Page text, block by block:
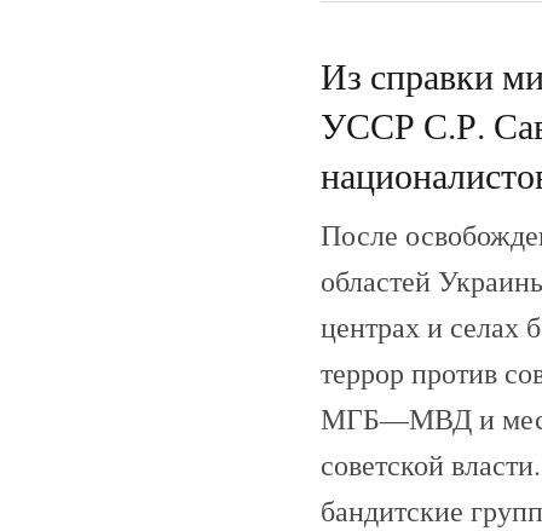
Из справки
УССР С.Р.
После
областей
центрах и
террор против
МГБ—МВД и
советской
бандитские